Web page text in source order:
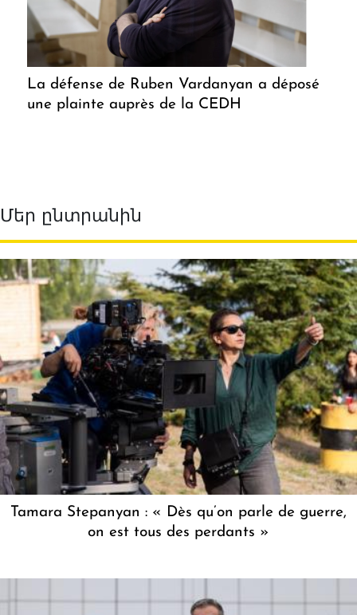
La défense de Ruben Vardanyan a déposé
une plainte auprès de la CEDH
Մեր ընտրանին
Tamara Stepanyan : « Dès qu’on parle de guerre,
on est tous des perdants »